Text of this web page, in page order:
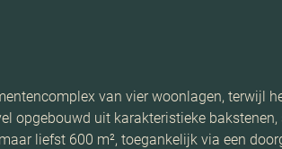
van vier woonlagen, terwijl
opgebouwd uit karakteristieke bakstenen,
liefst 600 m², toegankelijk via een